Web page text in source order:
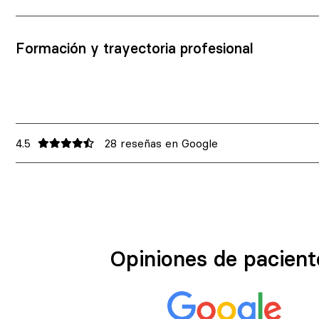
Formación y trayectoria profesional
4.5 28 reseñas en Google
Opiniones de